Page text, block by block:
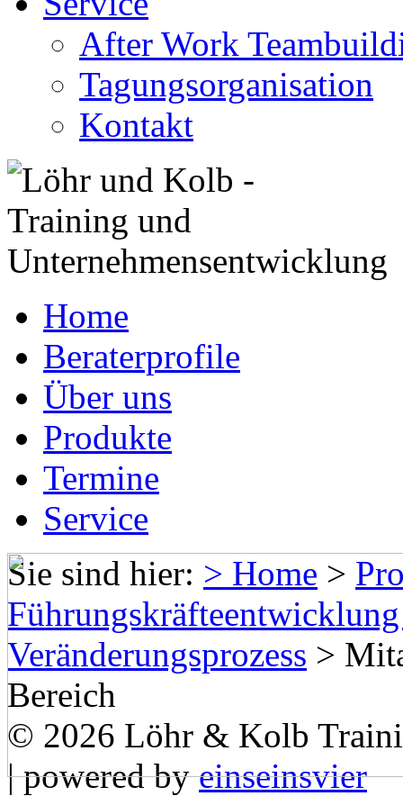
After Work
Tagungsorganisation
Kontakt
Home
Beraterprofile
Über uns
Produkte
Termine
Service
Sie sind hier: > Home >
Veränderungsprozess >
Bereich
© 2026 Löhr & Kolb
| powered byeinseinsvier